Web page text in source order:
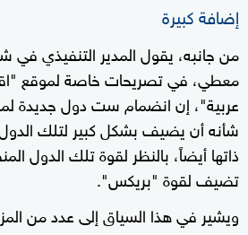
إضافة كبيرة
معطي، في تصريحات خاصة لموقع
عربية"، إن انضمام ست دول جديدة
شأنه أن يضيف بشكل كبير لتلك
ذاتها أيضاً، بالنظر لقوة تلك الدول
تضيف لقوة "بريكس".
ويشير في هذا السياق إلى عدد من